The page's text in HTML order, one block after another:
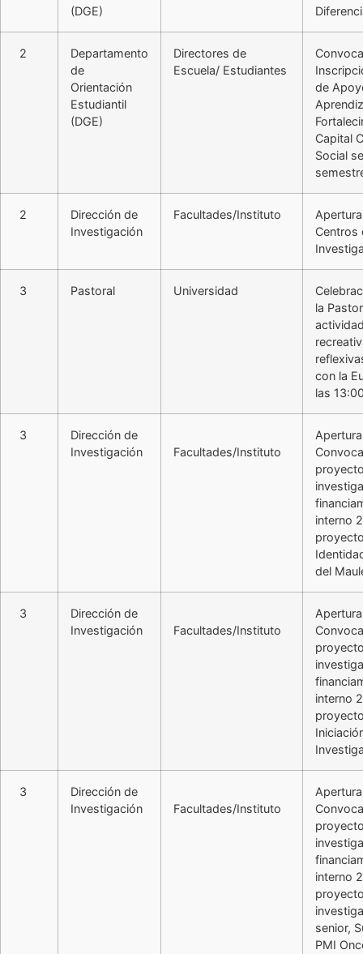
(DGE)
2
Departamento
de
Orientación
Estudiantil
(DGE)
Directores de
Escuela/ Estudiantes
de
Capital
Social
2
Dirección de
Investigación
Facultades/Instituto
Centros
3 Pastoral Universidad
la
con la
las
3
Dirección de
Investigación
Facultades/Instituto
Apertura
interno
del
3
Dirección de
Investigación
Facultades/Instituto
Apertura
interno
3
Dirección de
Investigación
Facultades/Instituto
Apertura
interno
senior,
PMI